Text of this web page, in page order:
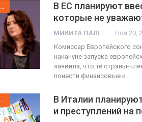
ЗАРУБЕЖНЫЕ НОВОСТИ
В ЕС планируют
которые не
МИКИТА ПАЛІЙ Ноя 20,
Комиссар Европейского
накануне запуска
заявила, что те страны-
понести финансовые и…
ЗАРУБЕЖНЫЕ НОВОСТИ
В Италии
и преступлений на